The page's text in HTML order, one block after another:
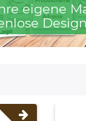
eigene